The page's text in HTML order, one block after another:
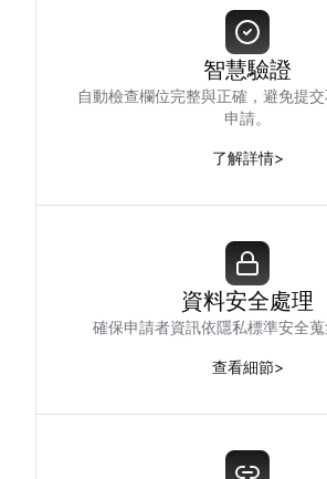
智慧驗證
自動檢查欄位完整與正確，避免提
申請。
了解詳情>
資料安全處理
確保申請者資訊依隱私標準安全蒐
查看細節>